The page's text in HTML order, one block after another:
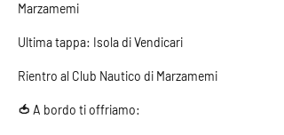
Marzamemi
Ultima tappa: Isola di Vendicari
Rientro al Club Nautico di Marzamemi
🍅 A bordo ti offriamo: